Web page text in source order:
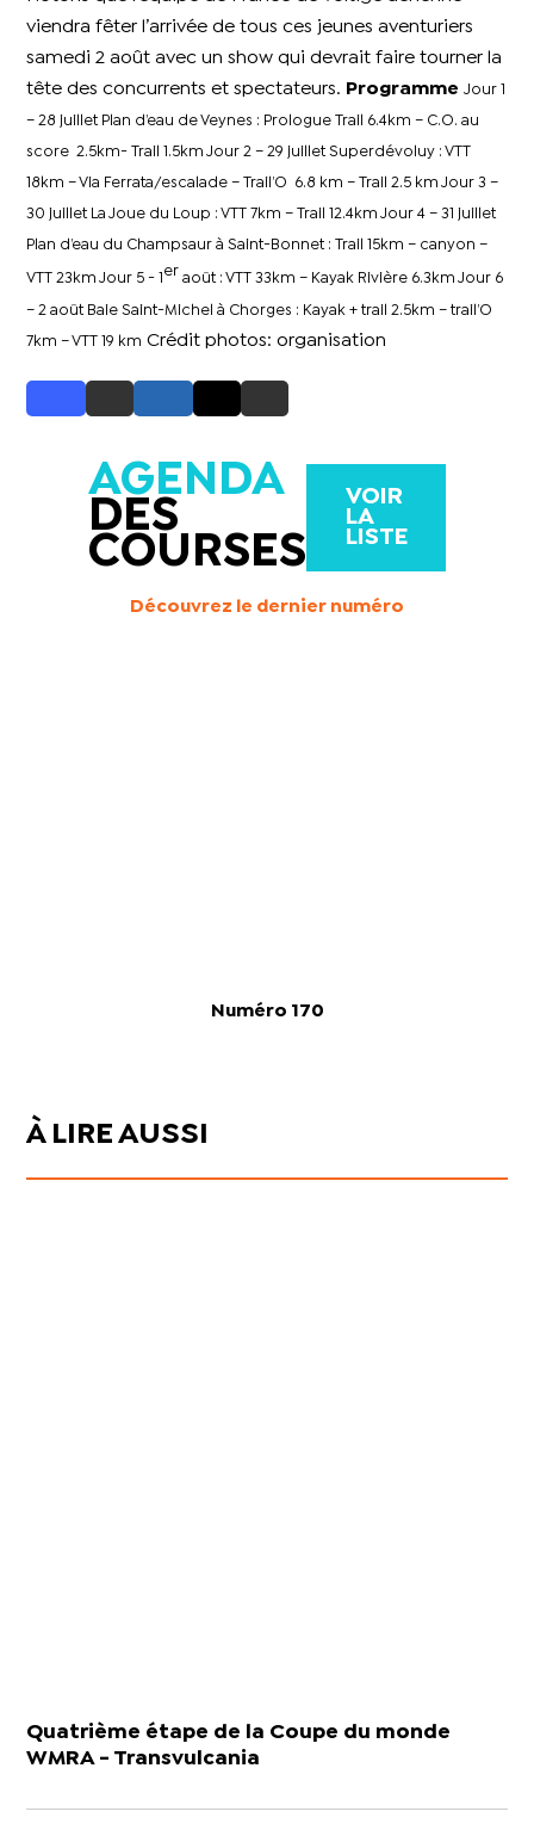
viendra fêter l’arrivée de tous ces jeunes aventuriers
samedi 2 août avec un show qui devrait faire tourner la
tête des concurrents et spectateurs.
Programme Jour 1
– 28 juillet Plan d’eau de Veynes : Prologue Trail 6.4km – C.O. au
score 2.5km- Trail 1.5kmJour 2 – 29 juillet Superdévoluy : VTT
18km – Via Ferrata/escalade – Trail’O 6.8 km – Trail 2.5 kmJour 3 –
30 juillet La Joue du Loup : VTT 7km – Trail 12.4kmJour 4 – 31 juillet
Plan d’eau du Champsaur à Saint-Bonnet : Trail 15km – canyon –
VTT 23kmJour 5 - 1
er
août : VTT 33km – Kayak Rivière 6.3kmJour 6
– 2 août Baie Saint-Michel à Chorges : Kayak + trail 2.5km – trail’O
7km – VTT 19 km Crédit photos: organisation
AGENDA
DES
COURSES
VOIR
LA
LISTE
Découvrez le dernier numéro
Numéro 170
À LIRE AUSSI
Quatrième étape de la Coupe du monde
WMRA - Transvulcania